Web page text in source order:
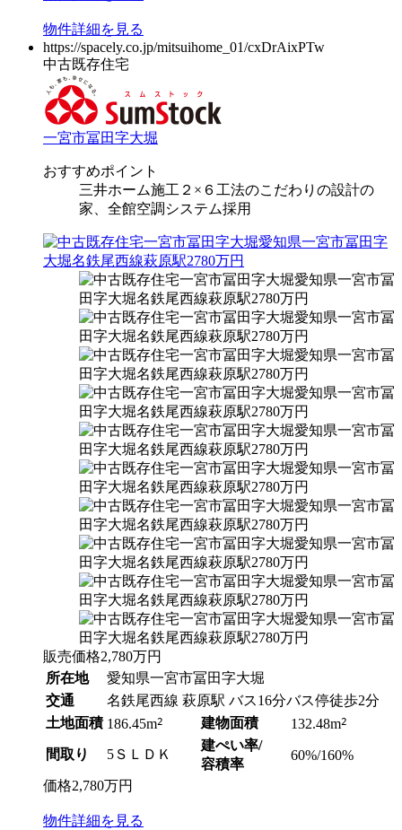
物件詳細を見る
https://spacely.co.jp/mitsuihome_01/cxDrAixPTw
中古既存住宅
一宮市冨田字大堀
おすすめポイント
三井ホーム施工２×６工法のこだわりの設計の
家、全館空調システム採用
販売価格2,780万円
所在地
愛知県一宮市冨田字大堀
交通
名鉄尾西線 萩原駅 バス16分バス停徒歩2分
土地面積 186.45m2 建物面積 132.48m2
間取り 5ＳＬＤＫ
建ぺい率/
容積率
60%/160%
価格2,780万円
物件詳細を見る